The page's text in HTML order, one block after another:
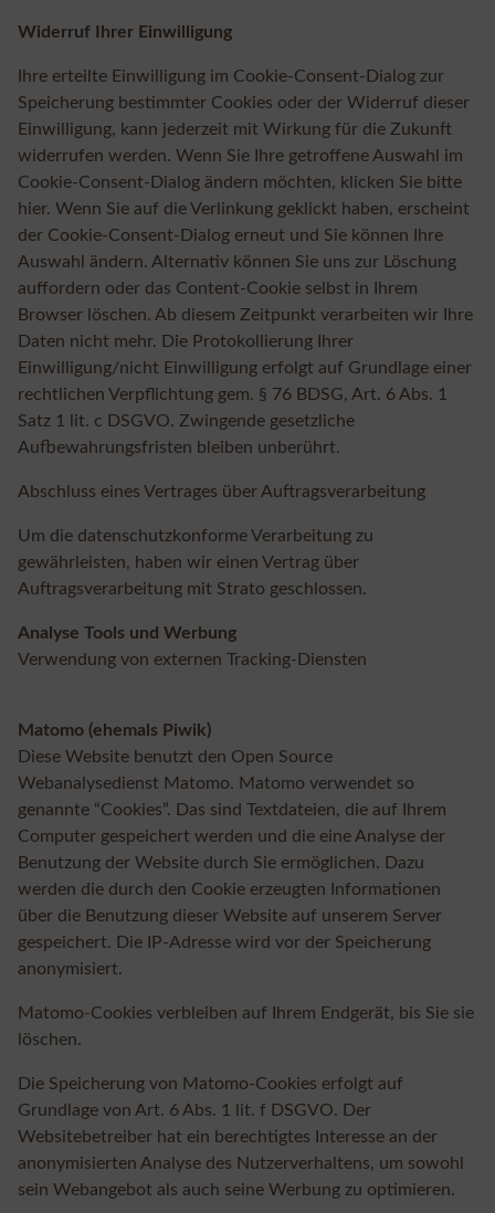
Widerruf Ihrer Einwilligung
Ihre erteilte Einwilligung im Cookie-Consent-Dialog zur
Speicherung bestimmter Cookies oder der Widerruf dieser
Einwilligung, kann jederzeit mit Wirkung für die Zukunft
widerrufen werden. Wenn Sie Ihre getroffene Auswahl im
Cookie-Consent-Dialog ändern möchten, klicken Sie bitte
hier. Wenn Sie auf die Verlinkung geklickt haben, erscheint
der Cookie-Consent-Dialog erneut und Sie können Ihre
Auswahl ändern. Alternativ können Sie uns zur Löschung
auffordern oder das Content-Cookie selbst in Ihrem
Browser löschen. Ab diesem Zeitpunkt verarbeiten wir Ihre
Daten nicht mehr. Die Protokollierung Ihrer
Einwilligung/nicht Einwilligung erfolgt auf Grundlage einer
rechtlichen Verpflichtung gem. § 76 BDSG, Art. 6 Abs. 1
Satz 1 lit. c DSGVO. Zwingende gesetzliche
Aufbewahrungsfristen bleiben unberührt.
Abschluss eines Vertrages über Auftragsverarbeitung
Um die datenschutzkonforme Verarbeitung zu
gewährleisten, haben wir einen Vertrag über
Auftragsverarbeitung mit Strato geschlossen.
Analyse Tools und Werbung
Verwendung von externen Tracking-Diensten
Matomo (ehemals Piwik)
Diese Website benutzt den Open Source
Webanalysedienst Matomo. Matomo verwendet so
genannte “Cookies”. Das sind Textdateien, die auf Ihrem
Computer gespeichert werden und die eine Analyse der
Benutzung der Website durch Sie ermöglichen. Dazu
werden die durch den Cookie erzeugten Informationen
über die Benutzung dieser Website auf unserem Server
gespeichert. Die IP-Adresse wird vor der Speicherung
anonymisiert.
Matomo-Cookies verbleiben auf Ihrem Endgerät, bis Sie sie
löschen.
Die Speicherung von Matomo-Cookies erfolgt auf
Grundlage von Art. 6 Abs. 1 lit. f DSGVO. Der
Websitebetreiber hat ein berechtigtes Interesse an der
anonymisierten Analyse des Nutzerverhaltens, um sowohl
sein Webangebot als auch seine Werbung zu optimieren.